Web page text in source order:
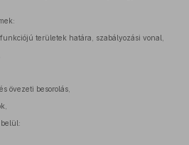
területek határa, szabályozási vonal,
övezeti besorolás,